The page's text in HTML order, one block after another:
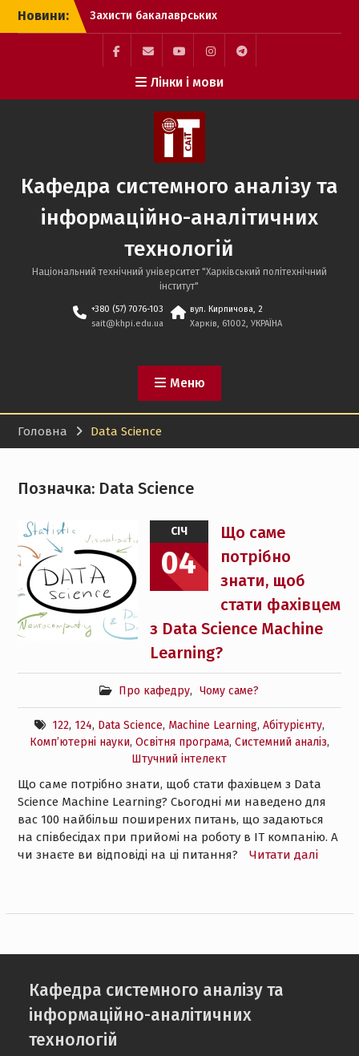
Перейти
Новини:
Захисти бакалаврських
кваліфікаційних робіт
здобувачів вищої освіти
спеціальності 124
Системний аналіз.
Захисти бакалаврських
кваліфікаційних робіт
здобувачів вищої освіти
спеціальності 186
Видавництво та
поліграфія
Захисти бакалаврських
кваліфікаційних робіт
спеціальності 122
Комп’ютерні науки.
Facebook
Mail YouTubeInstagramTelegram
Лінки і мови
Кафедра системного аналізу та
інформаційно-аналітичних
технологій
Національний технічний університет "Харківський політехнічний
інститут"
+380 (57) 7076-103
sait@khpi.edu.ua
вул. Кирпичова, 2
Харків, 61002, УКРАЇНА
Меню
Головна Data Science
Позначка: Data Science
СІЧ
04
Що саме
потрібно
знати, щоб
стати фахівцем
з Data Science Machine
Learning?
Про кафедру, Чому саме?
122, 124, Data Science, Machine Learning, Абітурієнту,
Комп’ютерні науки, Освітня програма, Системний аналіз,
Штучний інтелект
Що саме потрібно знати, щоб стати фахівцем з Data
Science Machine Learning? Сьогодні ми наведено для
вас 100 найбільш поширених питань, що задаються
на співбесідах при прийомі на роботу в ІТ компанію. А
чи знаєте ви відповіді на ці питання?
Читати далі
Кафедра системного аналізу та
інформаційно-аналітичних
технологій